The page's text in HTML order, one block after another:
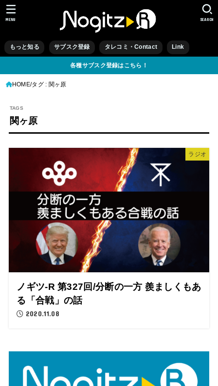
もっと知る サブスク登録 タレコミ・Contact Link
SEARCH
MENU
各種サブスク登録はこちら！
HOME タグ : 関ヶ原
関ヶ原
ラジオ
ノギツ-R 第327回/分断の一方 羨ましくもあ
る「合戦」の話
2020.11.08